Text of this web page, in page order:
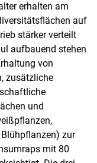
erhalten am
auf
stärker verteilt
aufbauend stehen
von
zusätzliche
und
zur
mit 80